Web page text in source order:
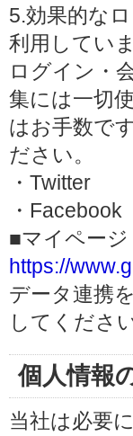
5.効果的な
利用してい
ログイン・
集には一切
はお手数で
ださい。
・Twitter
・Facebook
■マイペー
https://
データ連携
してください
個人情報
当社は必要